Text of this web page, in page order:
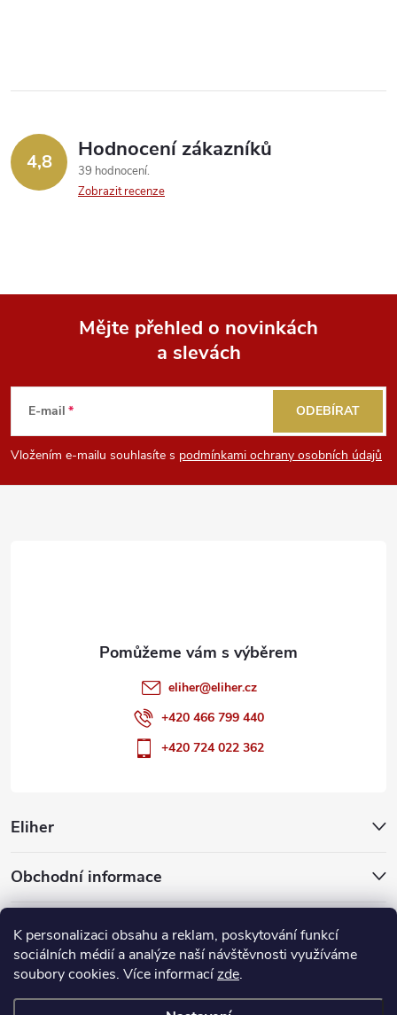
K personalizaci obsahu a reklam, poskytování funkcí
sociálních médií a analýze naší návštěvnosti využíváme
soubory cookies. Více informacízde.
4,8 Hodnocení zákazníků
39 hodnocení
Zobrazit recenze
p
Mějte přehled o novinkách
a slevách
E-mail
Vložením e-mailu souhlasíte s podmínkami ochrany osobních údajů
ODEBÍRAT
Eliher
Obchodní informace
Partnerské weby
eliher@eliher.cz
+420 466 799 440
+420 724 022 362
cookies